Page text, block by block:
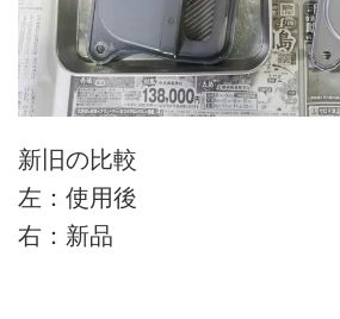
新旧の比較
左：使用後
右：新品